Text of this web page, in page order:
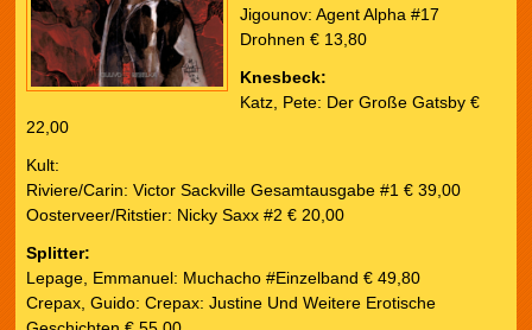
Jigounov: Agent Alpha #17
Drohnen € 13,80
Knesbeck:
Katz, Pete: Der Große Gatsby €
22,00
Kult:
Riviere/Carin: Victor Sackville Gesamtausgabe #1 € 39,00
Oosterveer/Ritstier: Nicky Saxx #2 € 20,00
Splitter:
Lepage, Emmanuel: Muchacho #Einzelband € 49,80
Crepax, Guido: Crepax: Justine Und Weitere Erotische